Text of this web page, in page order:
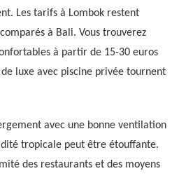
Les tarifs à Lombok restent
à Bali. Vous trouverez
à partir de 15-30 euros
luxe avec piscine privée tournent
avec une bonne ventilation
tropicale peut être étouffante.
des restaurants et des moyens